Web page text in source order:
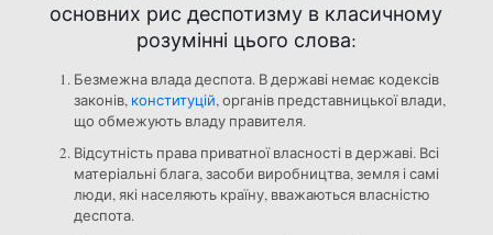
основних рис деспотизму в класичному
розумінні цього слова:
Безмежна влада деспота. В державі немає кодексів
законів, конституцій, органів представницької влади,
що обмежують владу правителя.
Відсутність права приватної власності в державі. Всі
матеріальні блага, засоби виробництва, земля і самі
люди, які населяють країну, вважаються власністю
деспота.